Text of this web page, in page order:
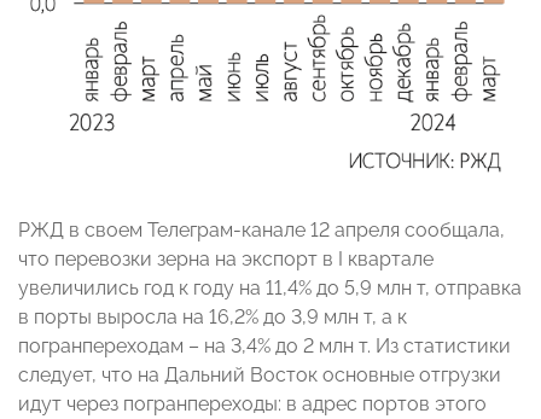
РЖД в своем Телеграм-канале 12 апреля сообщала,
что перевозки зерна на экспорт в I квартале
увеличились год к году на 11,4% до 5,9 млн т, отправка
в порты выросла на 16,2% до 3,9 млн т, а к
погранпереходам – на 3,4% до 2 млн т. Из статистики
следует, что на Дальний Восток основные отгрузки
идут через погранпереходы: в адрес портов этого